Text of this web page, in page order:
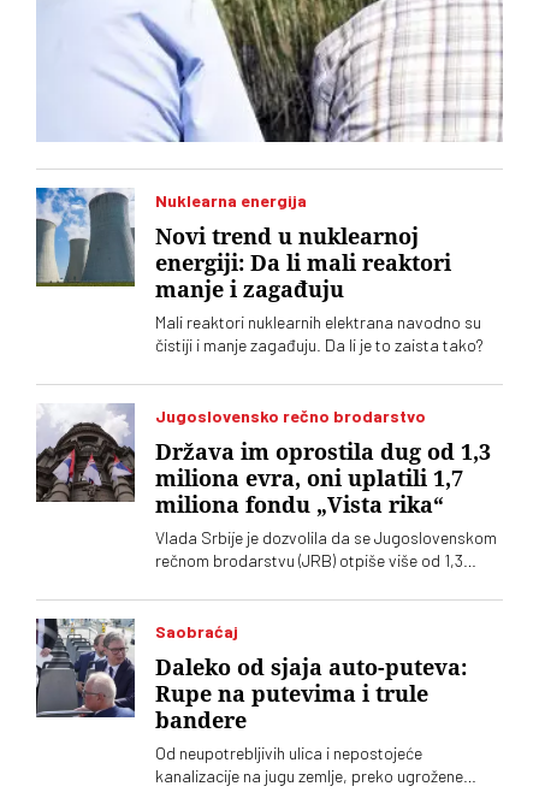
Nuklearna energija
Novi trend u nuklearnoj
energiji: Da li mali reaktori
manje i zagađuju
Mali reaktori nuklearnih elektrana navodno su
čistiji i manje zagađuju. Da li je to zaista tako?
Jugoslovensko rečno brodarstvo
Država im oprostila dug od 1,3
miliona evra, oni uplatili 1,7
miliona fondu „Vista rika“
Vlada Srbije je dozvolila da se Jugoslovenskom
rečnom brodarstvu (JRB) otpiše više od 1,3
Pištaljka. Ista firma je 1,7 miiliona evra uložila u
fond „Vista rika korporejt“ koji je u većinskom
Saobraćaj
Daleko od sjaja auto-puteva:
Rupe na putevima i trule
bandere
Od neupotrebljivih ulica i nepostojeće
kanalizacije na jugu zemlje, preko ugrožene